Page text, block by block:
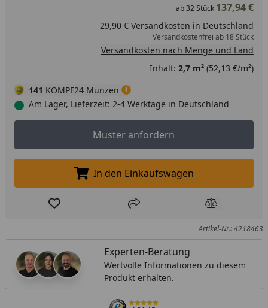
ab32Stück 137,94 €
29,90 € Versandkosten in Deutschland
Versandkostenfrei ab 18 Stück
Versandkosten nach Menge und Land
Inhalt: 2,7 m²(52,13 €/m²)
141 KÖMPF24 Münzen
Am Lager, Lieferzeit: 2-4 Werktage in Deutschland
Muster anfordern
Muster anfordern
In den Einkaufswagen legen
In den Einkaufswagen
Produkt zur Wunschliste hinzufügen
Teilen Produkt
Artikel-Nr.: 4218463
Experten-Beratung
Wertvolle Informationen zu diesem
Produkt erhalten.